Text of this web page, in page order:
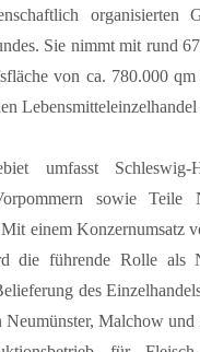
organisierten
Sie nimmt mit rund
von ca. 780.000
Lebensmitteleinzelhandel
umfasst Schleswig-
sowie Teile
einem Konzernumsatz
die führende Rolle als
des
Neumünster, Malchow